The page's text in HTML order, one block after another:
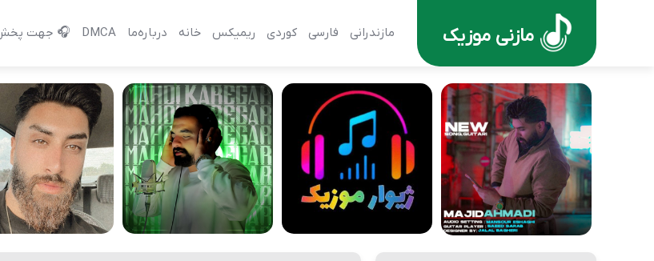
مازنی موزیک مازندرانی فارسی کوردی ریمیکس خانه درباره‌‌ما DMCA 🎧 جهت پخش